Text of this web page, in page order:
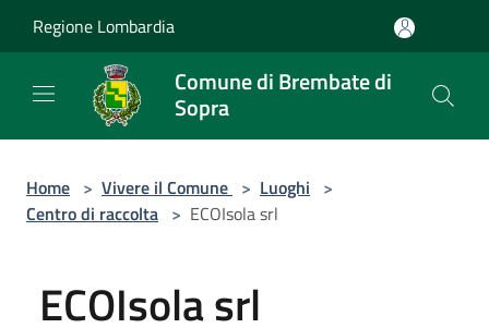
Regione Lombardia
Comune di Brembate di
Sopra
Home > Vivere il Comune > Luoghi >
Centro di raccolta > ECOIsola srl
ECOIsola srl